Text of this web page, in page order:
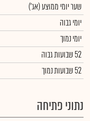
שער יומי ממוצע(אג')
יומי גבוה
יומי נמוך
52 שבועות גבוה
52 שבועות נמוך
נתוני פתיחה